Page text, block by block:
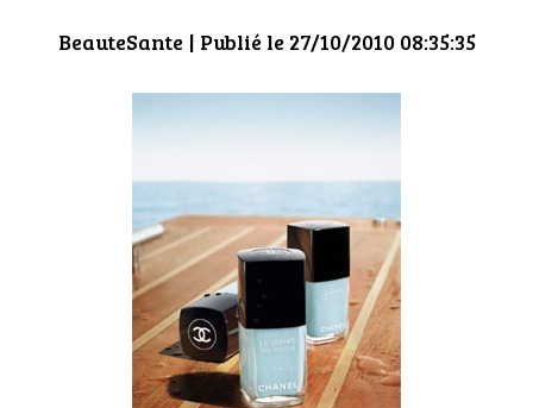
BOUTIQUE
CULTURE
HIGH TECH
MAISON
AUTO
BeauteSante| Publié le 27/10/2010 08:35:35